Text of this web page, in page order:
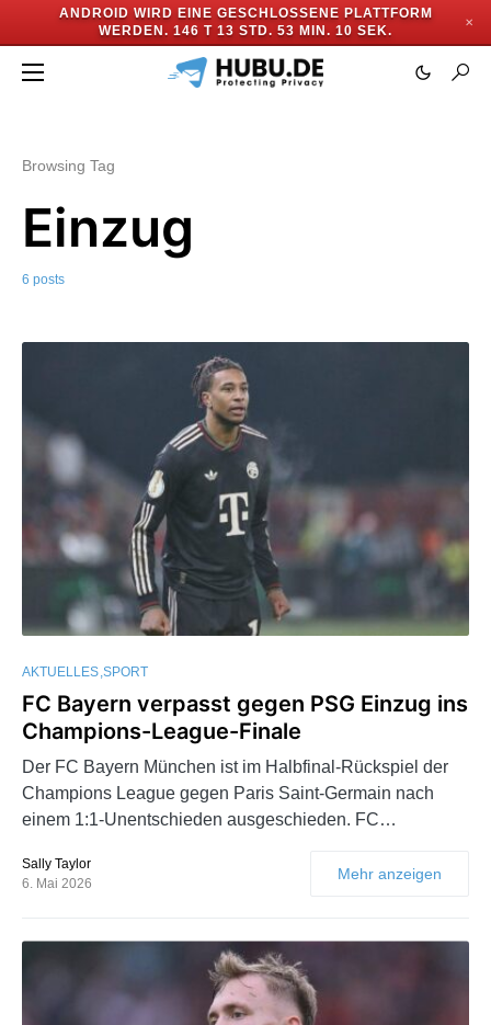
ANDROID WIRD EINE GESCHLOSSENE PLATTFORM
WERDEN. 146 T 13 STD. 53 MIN. 10 SEK.
✕
Browsing Tag
Einzug
6 posts
AKTUELLES SPORT
FC Bayern verpasst gegen PSG Einzug ins
Champions-League-Finale
Der FC Bayern München ist im Halbfinal-Rückspiel der
Champions League gegen Paris Saint-Germain nach
einem 1:1-Unentschieden ausgeschieden. FC…
Sally Taylor
6. Mai 2026
Mehr anzeigen